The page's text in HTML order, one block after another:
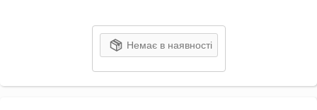
Немає в наявності